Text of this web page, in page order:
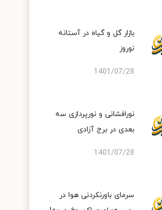
بازار گل و گیاه در آستانه
نوروز
1401/07/28
نورافشانی و نورپردازی سه
بعدی در برج آزادی
1401/07/28
سرمای باورنکردنی هوا در